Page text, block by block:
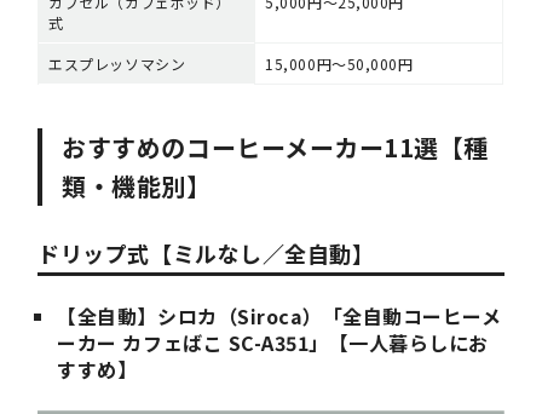
式
エスプレッソマシン 15,000円～50,000円
おすすめのコーヒーメーカー11選【種
類・機能別】
ドリップ式【ミルなし／全自動】
【全自動】シロカ（Siroca）「全自動コーヒーメ
ーカー カフェばこ SC-A351」【一人暮らしにお
すすめ】